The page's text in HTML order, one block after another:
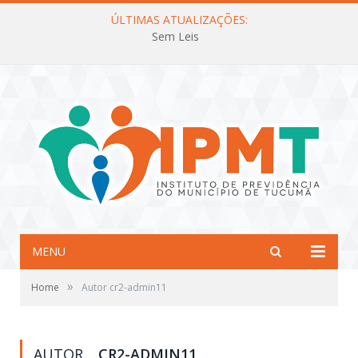
ÚLTIMAS ATUALIZAÇÕES:
Sem Leis
MENU
Home » Autor cr2-admin11
AUTOR CR2-ADMIN11